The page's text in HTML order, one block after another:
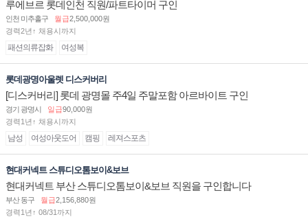
루에브르 롯데인천 직원/파트타이머 구인
인천 미추홀구 월급2,500,000원
경력2년↑ 채용시까지
패션의류잡화 여성복
롯데광명아울렛 디스커버리
[디스커버리] 롯데 광명몰 주4일 주말포함 아르바이트 구인
경기 광명시 일급90,000원
경력1년↑ 채용시까지
남성 여성아웃도어 캠핑 레져스포츠
현대커넥트 스튜디오톰보이&보브
현대커넥트 부산 스튜디오톰보이&보브 직원을 구인합니다
부산 동구 월급2,156,880원
경력1년↑ 08/31까지